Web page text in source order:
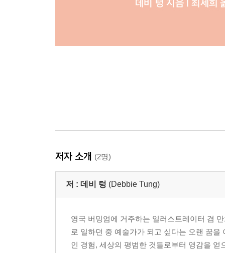
저자 소개 (2명)
저 : 데비 텅 (Debbie Tung)
영국 버밍엄에 거주하는 일러스트레이터 겸
로 일하던 중 예술가가 되고 싶다는 오랜 꿈
인 경험, 세상의 평범한 것들로부터 영감을 얻